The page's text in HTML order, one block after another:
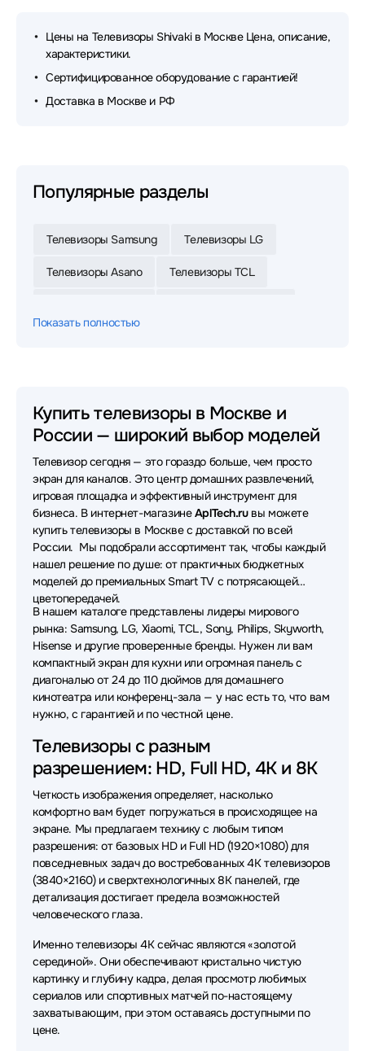
Цены на Телевизоры Shivaki в Москве Цена, описание,
характеристики.
Сертифицированное оборудование с гарантией!
Доставка в Москве и РФ
Популярные разделы
Телевизоры Samsung Телевизоры LG
Телевизоры Asano Телевизоры TCL
Телевизоры Shivaki Телевизоры Artel
Телевизоры Sony Телевизоры Dreame
Телевизоры Hikers Телевизоры Philips
Телевизоры Kuppersberg Телевизоры Harper
Телевизоры Viomi Телевизоры Aiwa
Телевизоры HP
Телевизоры KIVI Телевизоры Sber
Телевизоры Irbis Телевизоры Raskat
Телевизоры Витязь Телевизоры Olto
Телевизоры Rombica Телевизоры Skyland
Показать полностью
Купить телевизоры в Москве и
России — широкий выбор моделей
Телевизор сегодня — это гораздо больше, чем просто
экран для каналов. Это центр домашних развлечений,
игровая площадка и эффективный инструмент для
бизнеса. В интернет-магазинеAplTech.ruвы можете
купить телевизоры в Москве с доставкой по всей
России. Мы подобрали ассортимент так, чтобы каждый
нашел решение по душе: от практичных бюджетных
моделей до премиальных Smart TV с потрясающей
цветопередачей.
В нашем каталоге представлены лидеры мирового
рынка: Samsung, LG, Xiaomi, TCL, Sony, Philips, Skyworth,
Hisense и другие проверенные бренды. Нужен ли вам
компактный экран для кухни или огромная панель с
диагональю от 24 до 110 дюймов для домашнего
кинотеатра или конференц-зала — у нас есть то, что вам
нужно, с гарантией и по честной цене.
Телевизоры с разным
разрешением: HD, Full HD, 4K и 8K
Четкость изображения определяет, насколько
комфортно вам будет погружаться в происходящее на
экране. Мы предлагаем технику с любым типом
разрешения: от базовых HD и Full HD (1920×1080) для
повседневных задач до востребованных 4K телевизоров
(3840×2160) и сверхтехнологичных 8K панелей, где
детализация достигает предела возможностей
человеческого глаза.
Именно телевизоры 4K сейчас являются «золотой
серединой». Они обеспечивают кристально чистую
картинку и глубину кадра, делая просмотр любимых
сериалов или спортивных матчей по-настоящему
захватывающим, при этом оставаясь доступными по
цене.